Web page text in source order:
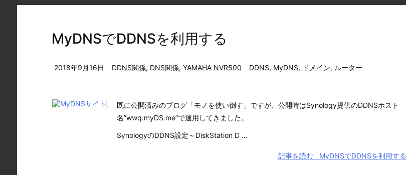
MyDNSでDDNSを利用する
2018年9月16日 DDNS関係, DNS関係, YAMAHA NVR500 DDNS, MyDNS, ドメイン, ルーター
既に公開済みのブログ「モノを使い倒す」ですが、公開時はSynology提供のDDNSホスト
名”wwq.myDS.me”で運用してきました。
SynologyのDDNS設定～DiskStation D ...
記事を読む MyDNSでDDNSを利用する